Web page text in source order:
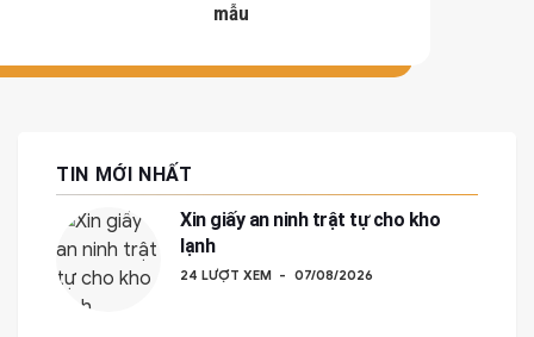
mẫu
TIN MỚI NHẤT
Xin giấy an ninh trật tự cho kho
lạnh
24 LƯỢT XEM 07/08/2026